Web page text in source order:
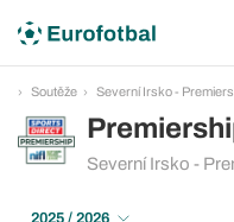
Soutěže Severní Irsko -
Severní Irsko -
2025 / 2026